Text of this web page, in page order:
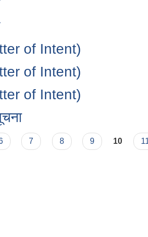
of Intent)
of Intent)
of Intent)
7 8 9 10